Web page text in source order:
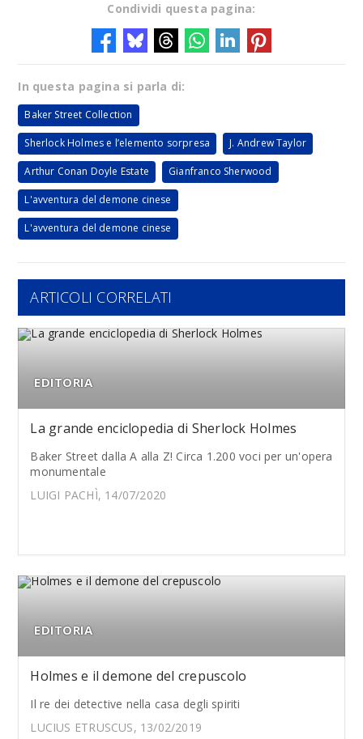
Condividi questa pagina:
In questa pagina si parla di:
Baker Street Collection
Sherlock Holmes e l’elemento sorpresa J. Andrew Taylor
Arthur Conan Doyle Estate Gianfranco Sherwood
L'avventura del demone cinese
L'avventura del demone cinese
ARTICOLI CORRELATI
EDITORIA
La grande enciclopedia di Sherlock Holmes
Baker Street dalla A alla Z! Circa 1.200 voci per un'opera
monumentale
LUIGI PACHÌ, 14/07/2020
EDITORIA
Holmes e il demone del crepuscolo
Il re dei detective nella casa degli spiriti
LUCIUS ETRUSCUS, 13/02/2019